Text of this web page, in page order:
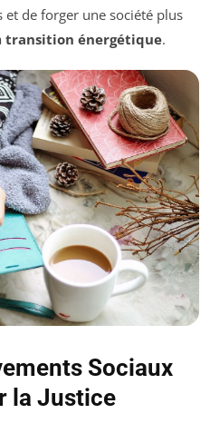
et de forger une société plus
transition énergétique.
Sociaux
la Justice